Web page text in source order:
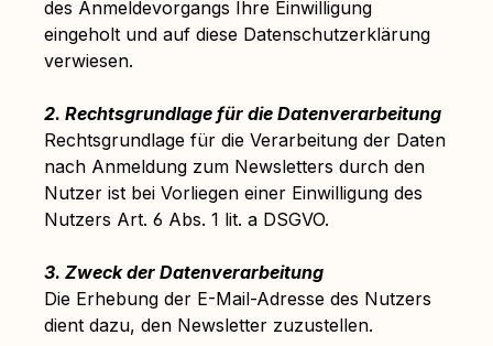
des Anmeldevorgangs Ihre Einwilligung
eingeholt und auf diese Datenschutzerklärung
verwiesen.
2. Rechtsgrundlage für die Datenverarbeitung
Rechtsgrundlage für die Verarbeitung der Daten
nach Anmeldung zum Newsletters durch den
Nutzer ist bei Vorliegen einer Einwilligung des
Nutzers Art. 6 Abs. 1 lit. a DSGVO.
3. Zweck der Datenverarbeitung
Die Erhebung der E-Mail-Adresse des Nutzers
dient dazu, den Newsletter zuzustellen.